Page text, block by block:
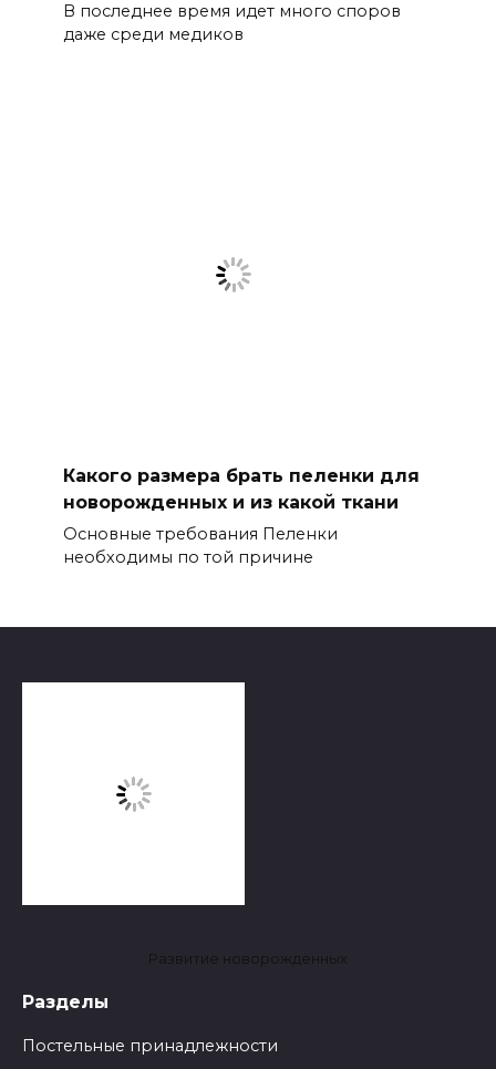
В последнее время идет много споров
даже среди медиков
Какого размера брать пеленки для
новорожденных и из какой ткани
Основные требования Пеленки
необходимы по той причине
Развитие новорожденных
Разделы
Постельные принадлежности